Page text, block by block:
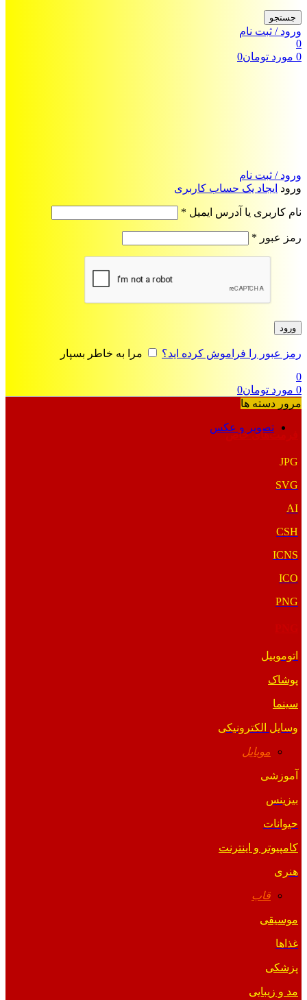
جستجو
ورود / ثبت نام
0
0 مورد تومان0
ورود / ثبت نام
ورود ایجاد یک حساب کاربری
نام کاربری یا آدرس ایمیل *
رمز عبور *
ورود
رمز عبور را فراموش کرده اید؟
مرا به خاطر بسپار
0
0 مورد تومان0
مرور دسته ها
تصویر و عکس
فرمت‌های خاص
JPG
SVG
AI
CSH
ICNS
ICO
PNG
اتوموبیل
پوشاک
سینما
وسایل الکترونیکی
موبایل
آموزشی
بیزینس
حیوانات
کامپیوتر و اینترنت
هنری
قاب
موسیقی
غذاها
پزشکی
مد و زیبایی